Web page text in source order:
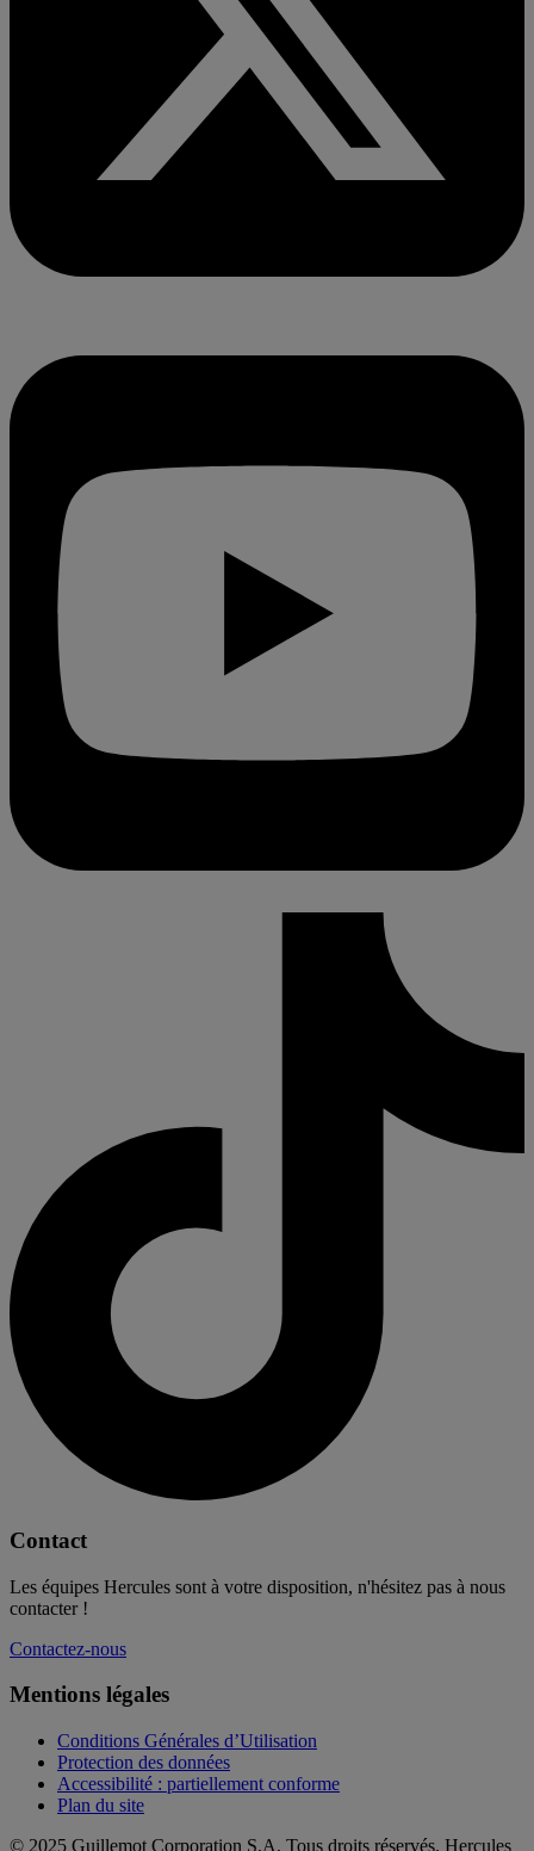
Contact
Les équipes Hercules sont à votre disposition, n'hésitez pas à nous
contacter !
Contactez-nous
Mentions légales
Conditions Générales d’Utilisation
Protection des données
Accessibilité : partiellement conforme
Plan du site
© 2025 Guillemot Corporation S.A. Tous droits réservés. Hercules